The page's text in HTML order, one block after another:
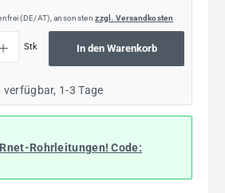
(DE/AT), ansonstenzzgl. Versandkosten
Stk In den Warenkorb
1-3 Tage
Rohrleitungen! Code: